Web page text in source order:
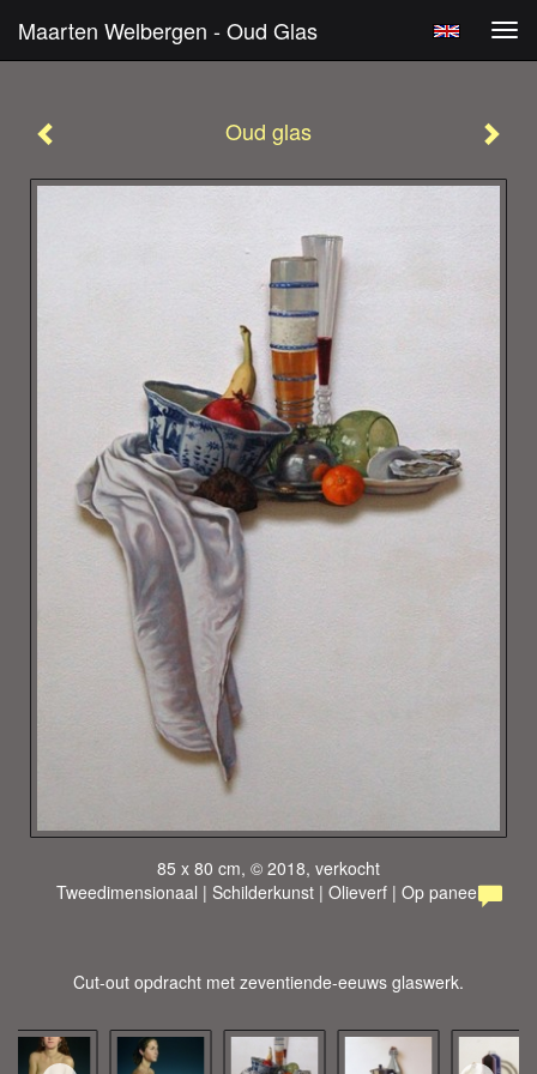
Maarten Welbergen - Oud Glas
Oud glas
85 x 80 cm, © 2018, verkocht
Tweedimensionaal | Schilderkunst | Olieverf | Op paneel
Cut-out opdracht met zeventiende-eeuws glaswerk.